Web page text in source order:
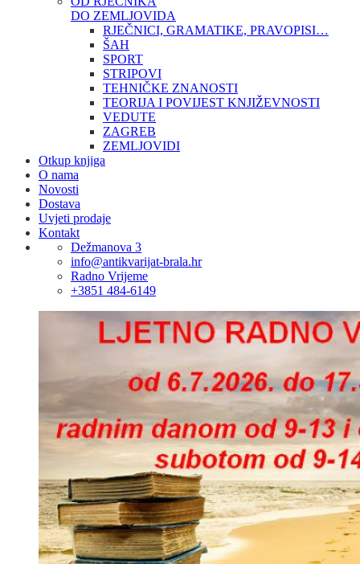
DO ZEMLJOVIDA
RJEČNICI, GRAMATIKE, PRAVOPISI…
ŠAH
SPORT
STRIPOVI
TEHNIČKE ZNANOSTI
TEORIJA I POVIJEST KNJIŽEVNOSTI
VEDUTE
ZAGREB
ZEMLJOVIDI
Otkup knjiga
O nama
Novosti
Dostava
Uvjeti prodaje
Kontakt
Dežmanova 3
info@antikvarijat-brala.hr
Radno Vrijeme
+3851 484-6149